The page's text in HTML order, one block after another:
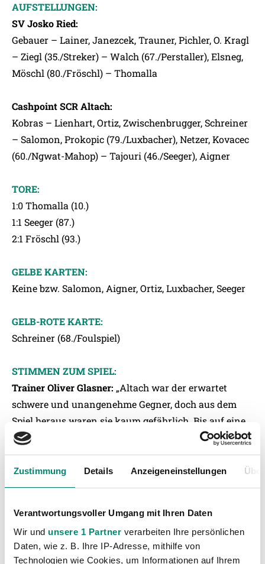
Zustimmung Details Anzeigeneinstellungen
Verantwortungsvoller Umgang mit Ihren Daten
Wir und unsere 1 Partner verarbeiten Ihre persönlichen
Daten, wie z. B. Ihre IP-Adresse, mithilfe von
Technologien wie Cookies, um Informationen auf Ihrem
AUFSTELLUNGEN:
SV Josko Ried:
Gebauer – Lainer, Janezcek, Trauner, Pichler, O. Kragl
– Ziegl (35./Streker) – Walch (67./Perstaller), Elsneg,
Möschl (80./Fröschl) – Thomalla
Cashpoint SCR Altach:
Kobras – Lienhart, Ortiz, Zwischenbrugger, Schreiner
– Salomon, Prokopic (79./Luxbacher), Netzer, Kovacec
(60./Ngwat-Mahop) – Tajouri (46./Seeger), Aigner
TORE:
1:0 Thomalla (10.)
1:1 Seeger (87.)
2:1 Fröschl (93.)
GELBE KARTEN:
Keine bzw. Salomon, Aigner, Ortiz, Luxbacher, Seeger
GELB-ROTE KARTE:
Schreiner (68./Foulspiel)
STIMMEN ZUM SPIEL:
Trainer Oliver Glasner: „Altach war der erwartet
schwere und unangenehme Gegner, doch aus dem
Spiel heraus waren sie kaum gefährlich. Bis auf eine
Chance, die sie zum 1:1 genutzt haben. Bis dahin
hätten wir den Sack zumachen müssen. Unsere Basis
ist derzeit die Defensive, deshalb auch die Fünfer-
Abwehrkette. Wir haben das Spiel immer im Griff
Damir Canadi (Trainer Altach):„Es war ein hoch
spannendes, dramatisches Match. Aber es kommt so,